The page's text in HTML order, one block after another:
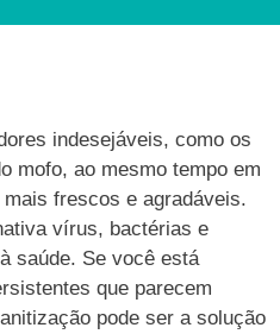
indesejáveis, como os
mofo, ao mesmo tempo em
frescos e agradáveis.
vírus, bactérias e
saúde. Se você está
que parecem
pode ser a solução